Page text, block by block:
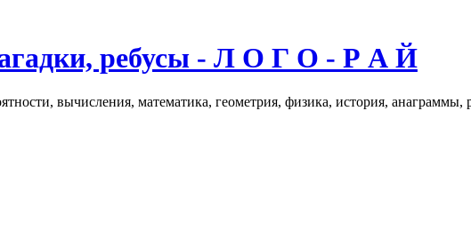
ребусы - Л О Г О - Р А Й
вычисления, математика, геометрия, физика, история, анаграммы,